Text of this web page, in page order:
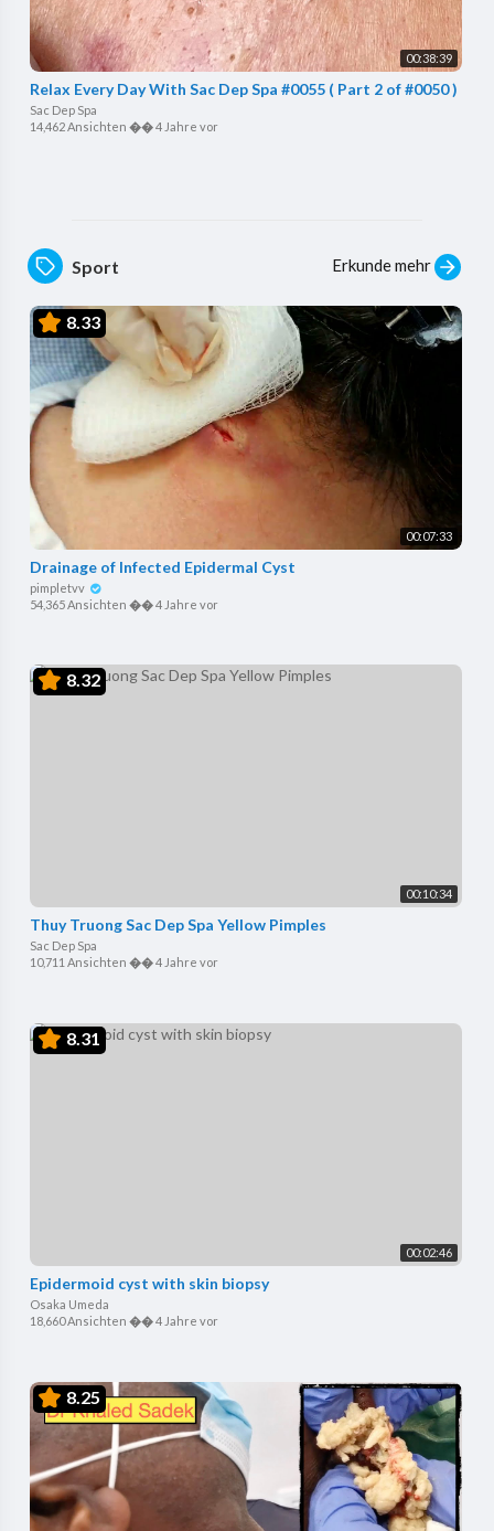
00:38:39
Relax Every Day With Sac Dep Spa #0055 ( Part 2 of #0050 )
Sac Dep Spa
14,462 Ansichten ��4 Jahre vor
Sport Erkunde mehr
8.33
00:07:33
Drainage of Infected Epidermal Cyst
pimpletvv
54,365 Ansichten ��4 Jahre vor
8.32
00:10:34
Thuy Truong Sac Dep Spa Yellow Pimples
Sac Dep Spa
10,711 Ansichten ��4 Jahre vor
8.31
00:02:46
Epidermoid cyst with skin biopsy
Osaka Umeda
18,660 Ansichten ��4 Jahre vor
8.25